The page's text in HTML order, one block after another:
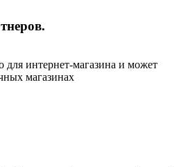
для интернет-магазина и может
магазинах